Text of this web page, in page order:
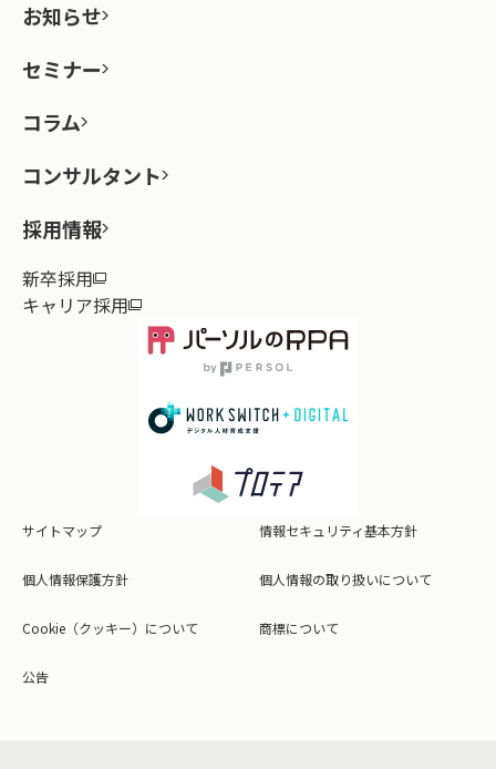
お知らせ
セミナー
コラム
コンサルタント
採用情報
新卒採用
キャリア採用
サイトマップ 情報セキュリティ基本方針
個人情報保護方針 個人情報の取り扱いについて
Cookie（クッキー）について 商標について
公告